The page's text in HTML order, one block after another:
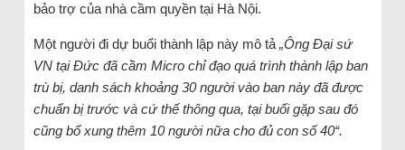
bảo trợ của nhà cầm quyền tại Hà Nội.
Một người đi dự buổi thành lập này mô tả „Ông Đại sứ
VN tại Đức đã cầm Micro chỉ đạo quá trình thành lập ban
trù bị, danh sách khoảng 30 người vào ban này đã được
chuẩn bị trước và cứ thế thông qua, tại buổi gặp sau đó
cũng bổ xung thêm 10 người nữa cho đủ con số 40“.